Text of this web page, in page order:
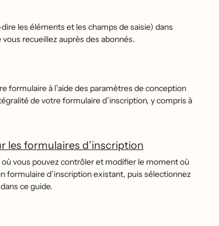
les éléments et les champs de saisie) dans
recueillez auprès des abonnés.
formulaire à l’aide des paramètres de conception
de votre formulaire d’inscription, y compris à
les formulaires d’inscription
vous pouvez contrôler et modifier le moment où
formulaire d’inscription existant, puis sélectionnez
ce guide.